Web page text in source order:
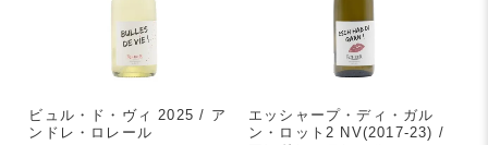
ビュル・ド・ヴィ 2025 / ア
ンドレ・ロレール
エッシャープ・ディ・ガル
ン・ロット2 NV(2017-23) /